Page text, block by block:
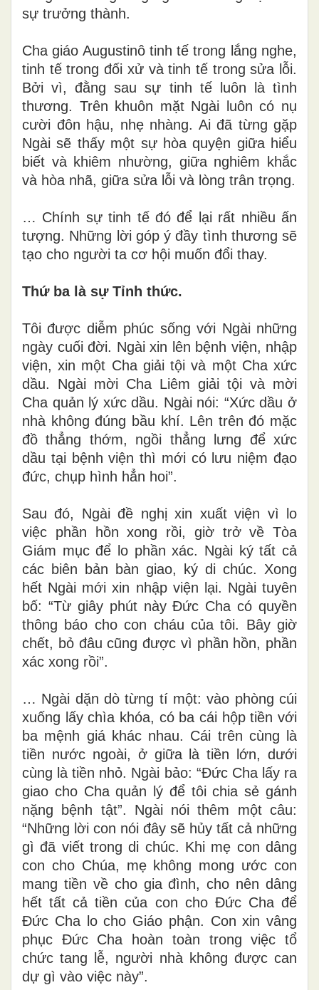
sự trưởng thành.
Cha giáo Augustinô tinh tế trong lắng nghe,
tinh tế trong đối xử và tinh tế trong sửa lỗi.
Bởi vì, đằng sau sự tinh tế luôn là tình
thương. Trên khuôn mặt Ngài luôn có nụ
cười đôn hậu, nhẹ nhàng. Ai đã từng gặp
Ngài sẽ thấy một sự hòa quyện giữa hiểu
biết và khiêm nhường, giữa nghiêm khắc
và hòa nhã, giữa sửa lỗi và lòng trân trọng.
… Chính sự tinh tế đó để lại rất nhiều ấn
tượng. Những lời góp ý đầy tình thương sẽ
tạo cho người ta cơ hội muốn đổi thay.
Thứ ba là sự Tỉnh thức.
Tôi được diễm phúc sống với Ngài những
ngày cuối đời. Ngài xin lên bệnh viện, nhập
viện, xin một Cha giải tội và một Cha xức
dầu. Ngài mời Cha Liêm giải tội và mời
Cha quản lý xức dầu. Ngài nói: “Xức dầu ở
nhà không đúng bầu khí. Lên trên đó mặc
đồ thẳng thớm, ngồi thẳng lưng để xức
dầu tại bệnh viện thì mới có lưu niệm đạo
đức, chụp hình hẳn hoi”.
Sau đó, Ngài đề nghị xin xuất viện vì lo
việc phần hồn xong rồi, giờ trở về Tòa
Giám mục để lo phần xác. Ngài ký tất cả
các biên bản bàn giao, ký di chúc. Xong
hết Ngài mới xin nhập viện lại. Ngài tuyên
bố: “Từ giây phút này Đức Cha có quyền
thông báo cho con cháu của tôi. Bây giờ
chết, bỏ đâu cũng được vì phần hồn, phần
xác xong rồi”.
… Ngài dặn dò từng tí một: vào phòng cúi
xuống lấy chìa khóa, có ba cái hộp tiền với
ba mệnh giá khác nhau. Cái trên cùng là
tiền nước ngoài, ở giữa là tiền lớn, dưới
cùng là tiền nhỏ. Ngài bảo: “Đức Cha lấy ra
giao cho Cha quản lý để tôi chia sẻ gánh
nặng bệnh tật”. Ngài nói thêm một câu:
“Những lời con nói đây sẽ hủy tất cả những
gì đã viết trong di chúc. Khi mẹ con dâng
con cho Chúa, mẹ không mong ước con
mang tiền về cho gia đình, cho nên dâng
hết tất cả tiền của con cho Đức Cha để
Đức Cha lo cho Giáo phận. Con xin vâng
phục Đức Cha hoàn toàn trong việc tổ
chức tang lễ, người nhà không được can
dự gì vào việc này”.